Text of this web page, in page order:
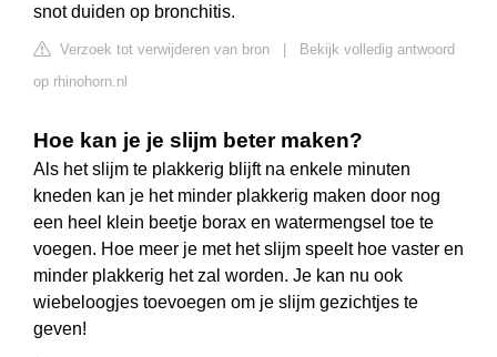
snot duiden op bronchitis.
Verzoek tot verwijderen van bron
Bekijk volledig antwoord
op rhinohorn.nl
Hoe kan je je slijm beter maken?
Als het slijm te plakkerig blijft na enkele minuten
kneden kan je het minder plakkerig maken door nog
een heel klein beetje borax en watermengsel toe te
voegen. Hoe meer je met het slijm speelt hoe vaster en
minder plakkerig het zal worden. Je kan nu ook
wiebeloogjes toevoegen om je slijm gezichtjes te
geven!